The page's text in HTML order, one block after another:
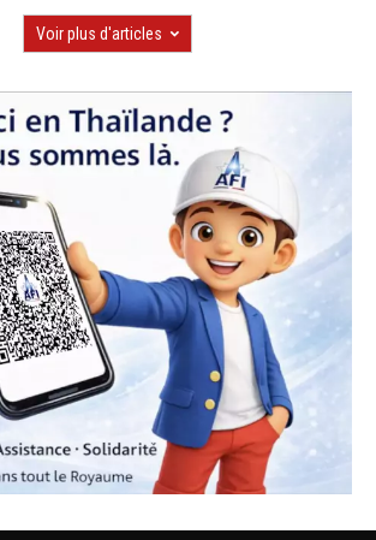
Voir plus d'articles